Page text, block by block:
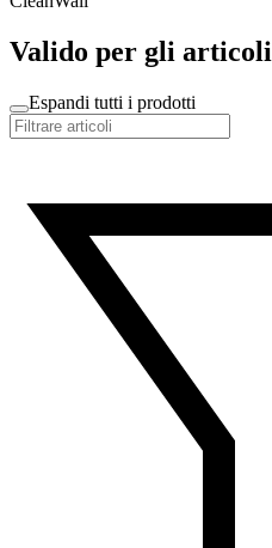
Valido per gli articoli
Espandi tutti i prodotti